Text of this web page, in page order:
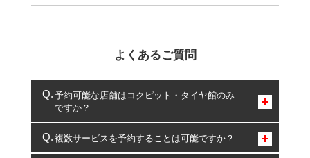
よくあるご質問
予約可能な店舗はコクピット・タイヤ館のみ
ですか？
コクピット・タイヤ館のみとなります。
複数サービスを予約することは可能ですか？